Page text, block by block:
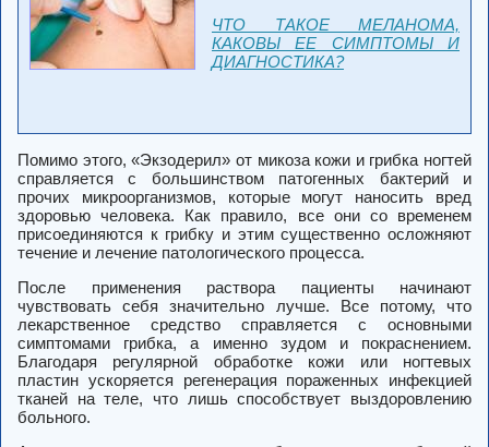
ЧТО ТАКОЕ МЕЛАНОМА,
КАКОВЫ ЕЕ СИМПТОМЫ И
ДИАГНОСТИКА?
Помимо этого, «Экзодерил» от микоза кожи и грибка ногтей
справляется с большинством патогенных бактерий и
прочих микроорганизмов, которые могут наносить вред
здоровью человека. Как правило, все они со временем
присоединяются к грибку и этим существенно осложняют
течение и лечение патологического процесса.
После применения раствора пациенты начинают
чувствовать себя значительно лучше. Все потому, что
лекарственное средство справляется с основными
симптомами грибка, а именно зудом и покраснением.
Благодаря регулярной обработке кожи или ногтевых
пластин ускоряется регенерация пораженных инфекцией
тканей на теле, что лишь способствует выздоровлению
больного.